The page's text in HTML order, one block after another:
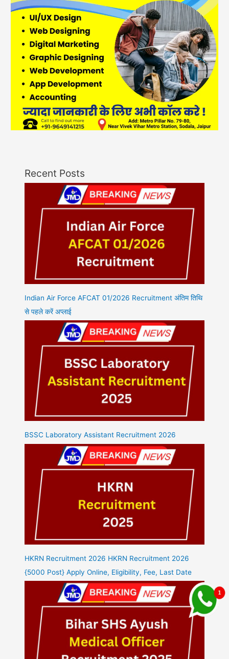
Recent Posts
Indian Air Force AFCAT 01/2026 Recruitment अंतिम तिथि
से पहले करें अप्लाई
BSSC Laboratory Assistant Recruitment 2026
HKRN Recruitment 2026 HKRN Recruitment 2026
{5000 Post} Apply Online, Eligibility, Fee, Last Date